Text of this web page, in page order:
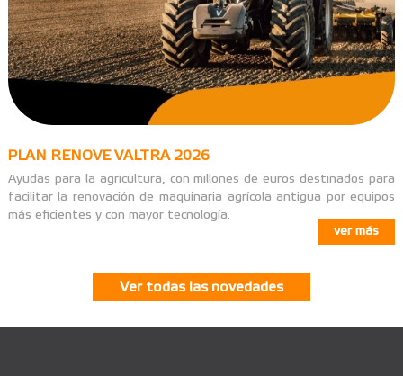
PLAN RENOVE VALTRA 2026
Ayudas para la agricultura, con millones de euros destinados para
facilitar la renovación de maquinaria agrícola antigua por equipos
más eficientes y con mayor tecnología.
ver más
Ver todas las novedades